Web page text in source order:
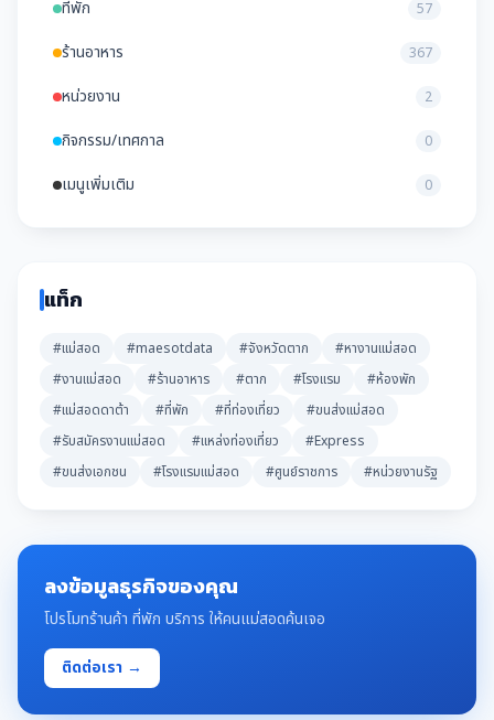
ที่พัก 57
ร้านอาหาร 367
หน่วยงาน 2
กิจกรรม/เทศกาล 0
เมนูเพิ่มเติม 0
แท็ก
#แม่สอด #maesotdata #จังหวัดตาก
#หางานแม่สอด
#งานแม่สอด
#ร้านอาหาร #ตาก #โรงแรม
#ห้องพัก
#แม่สอดดาต้า
#ที่พัก #ที่ท่องเที่ยว
#ขนส่งแม่สอด
#รับสมัครงานแม่สอด
#แหล่งท่องเที่ยว
#Express
#ขนส่งเอกชน
#โรงแรมแม่สอด #ศูนย์ราชการ #หน่วยงานรัฐ
ลงข้อมูลธุรกิจของคุณ
โปรโมทร้านค้า ที่พัก บริการ ให้คนแม่สอดค้นเจอ
ติดต่อเรา →